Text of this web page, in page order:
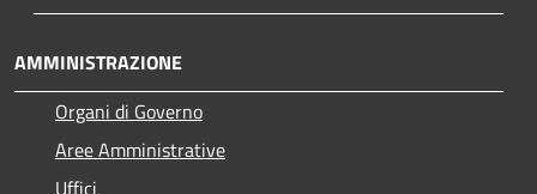
AMMINISTRAZIONE
Organi di Governo
Aree Amministrative
Uffici